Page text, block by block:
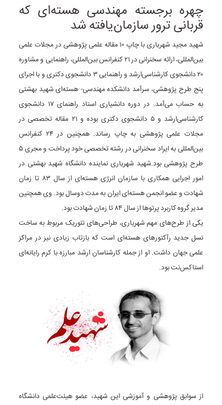
چهره برجسته مهندسی هسته‌ای که
قربانی ترور سازمان‌یافته شد
شهید مجید شهریاری با چاپ ۱۰ مقاله علمی پژوهشی در مجلات علمی
بین‌­المللی، ارائه سخنرانی در ۲۱ کنفرانس بین‌­المللی، راهنمایی و مشاوره
۲۰ دانشجوی کارشناسی‌ارشد و راهنمایی ۳ دانشجوی دکتری و با اجرای
پنج طرح پژوهشی، سرآمد دانشکده مهندسی- هسته‌ای شهید بهشتی
به حساب می‌آمد.
در دوره دانشیاری استاد راهنمای ۱۷ دانشجوی
کارشناسی‌ارشد و ۵ دانشجوی دکتری بوده و ۲۱ مقاله تخصصی در
مجلات علمی پژوهشی به چاپ رساند. همچنین در ۲۴ کنفرانس
بین‌المللی به ایراد سخنرانی در رشته تخصصی خود پرداخت و مجری ۵
طرح پژوهشی بود.شهید شهریاری نماینده دانشگاه شهید بهشتی در
امور اجرایی همکاری با سازمان انرژی هسته‌ای از سال ۸۳ تا زمان
شهادت و عضو انجمن هسته‌ای ایران به مدت دوسال بود. وی همچنین
مدیر گروه کاربرد پرتوها از سال ۸۴ تا زمان شهادت بود.
یکی از طرح‌های مهم شهریاری، طراحی‌های تئوریک مربوط به ساخت
نسل جدید رآکتورهای هسته‌ای است که بازتاب زیادی نیز در مراکز
علمی جهان داشت. او از جمله کارشناسان ارشد مبارزه با کرم رایانه‌ای
استاکس‌نت بود.
از سوابق پژوهشی و آموزشی این شهید، عضو هیئت‌علمی دانشگاه